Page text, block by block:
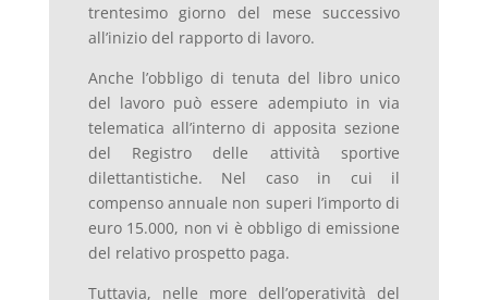
trentesimo giorno del mese successivo
all’inizio del rapporto di lavoro.
Anche l’obbligo di tenuta del libro unico
del lavoro può essere adempiuto in via
telematica all’interno di apposita sezione
del Registro delle attività sportive
dilettantistiche. Nel caso in cui il
compenso annuale non superi l’importo di
euro 15.000, non vi è obbligo di emissione
del relativo prospetto paga.
Tuttavia, nelle more dell’operatività del